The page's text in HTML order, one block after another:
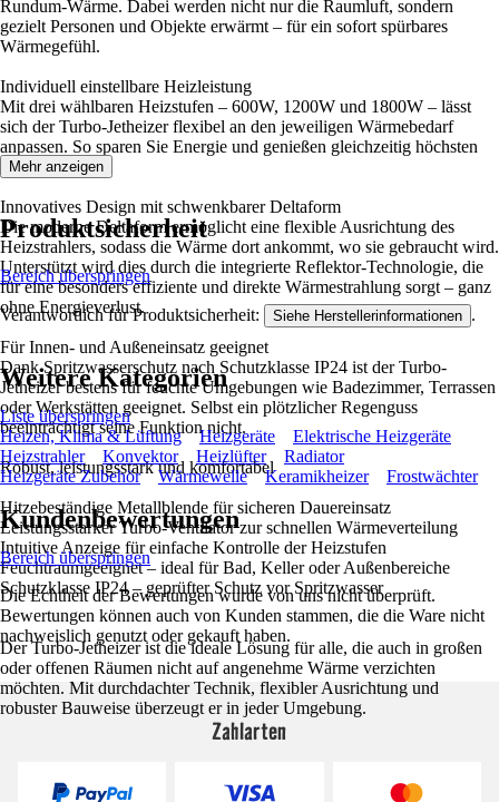
Rundum-Wärme. Dabei werden nicht nur die Raumluft, sondern
gezielt Personen und Objekte erwärmt – für ein sofort spürbares
Wärmegefühl.
Individuell einstellbare Heizleistung
Mit drei wählbaren Heizstufen – 600W, 1200W und 1800W – lässt
sich der Turbo-Jetheizer flexibel an den jeweiligen Wärmebedarf
anpassen. So sparen Sie Energie und genießen gleichzeitig höchsten
Komfort.
Innovatives Design mit schwenkbarer Deltaform
Die moderne Deltaform ermöglicht eine flexible Ausrichtung des
Heizstrahlers, sodass die Wärme dort ankommt, wo sie gebraucht wird.
Unterstützt wird dies durch die integrierte Reflektor-Technologie, die
für eine besonders effiziente und direkte Wärmestrahlung sorgt – ganz
ohne Energieverlust.
Für Innen- und Außeneinsatz geeignet
Dank Spritzwasserschutz nach Schutzklasse IP24 ist der Turbo-
Jetheizer bestens für feuchte Umgebungen wie Badezimmer, Terrassen
oder Werkstätten geeignet. Selbst ein plötzlicher Regenguss
beeinträchtigt seine Funktion nicht.
Robust, leistungsstark und komfortabel
Hitzebeständige Metallblende für sicheren Dauereinsatz
Leistungsstarker Turbo-Ventilator zur schnellen Wärmeverteilung
Intuitive Anzeige für einfache Kontrolle der Heizstufen
Feuchtraumgeeignet – ideal für Bad, Keller oder Außenbereiche
Schutzklasse IP24 – geprüfter Schutz vor Spritzwasser
Der Turbo-Jetheizer ist die ideale Lösung für alle, die auch in großen
oder offenen Räumen nicht auf angenehme Wärme verzichten
möchten. Mit durchdachter Technik, flexibler Ausrichtung und
robuster Bauweise überzeugt er in jeder Umgebung.
Mehr anzeigen
Produktsicherheit
Bereich überspringen
Verantwortlich für Produktsicherheit: Siehe Herstellerinformationen .
Weitere Kategorien
Liste überspringen
Heizen, Klima & Lüftung
Heizgeräte
Elektrische Heizgeräte
Heizstrahler
Konvektor Heizlüfter
Radiator
Heizgeräte Zubehör
Wärmewelle Keramikheizer Frostwächter
Kundenbewertungen
Bereich überspringen
Die Echtheit der Bewertungen wurde von uns nicht überprüft.
Bewertungen können auch von Kunden stammen, die die Ware nicht
nachweislich genutzt oder gekauft haben.
Zahlarten